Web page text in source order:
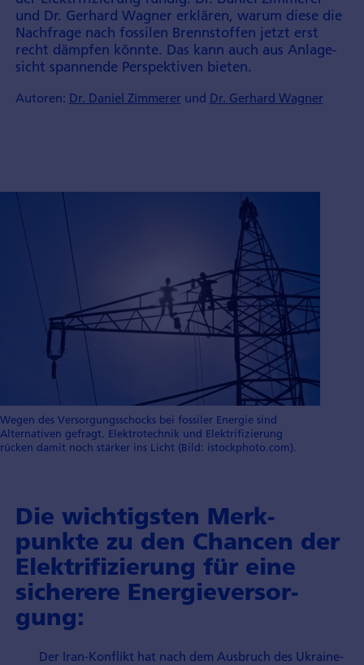
und Dr. Gerhard Wagner erklären, warum diese die
Nach­frage nach fossilen Brenn­stoffen jetzt erst
recht dämpfen könnte. Das kann auch aus Anlage­
sicht spannende Per­spek­tiven bieten.
Autoren: Dr. Daniel Zimmerer und Dr. Gerhard Wagner
Wegen des Versorgungsschocks bei fossiler Energie sind
Alternativen gefragt. Elektrotechnik und Elektrifizierung
rücken damit noch stärker ins Licht (Bild: istockphoto.com).
Die wichtig­sten Merk­
punkte zu den Chan­cen der
Elektri­fizierung für eine
sicher­ere Energie­versor­
gung:
Der Iran-Konflikt hat nach dem Ausbruch des Ukraine-